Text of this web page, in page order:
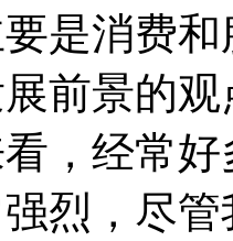
是消费
前景的
，经常
烈，尽